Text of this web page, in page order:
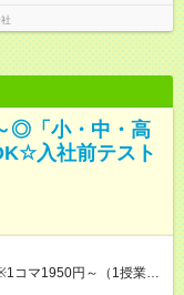
◎「小・中・高
入社前テスト
コマ1950円～（1授業：
授業前後の簡単な付随業